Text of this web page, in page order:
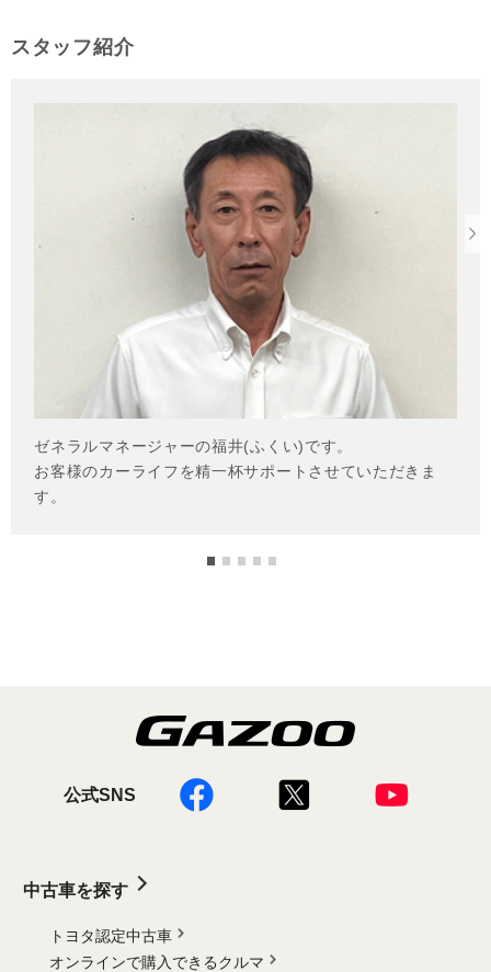
スタッフ紹介
公式SNS
中古車を探す
トヨタ認定中古車
オンラインで購入できるクルマ